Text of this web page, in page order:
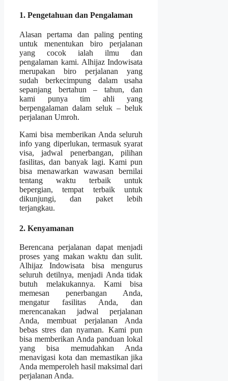
1. Pengetahuan dan Pengalaman
Alasan pertama dan paling penting
untuk menentukan biro perjalanan
yang cocok ialah ilmu dan
pengalaman kami. Alhijaz Indowisata
merupakan biro perjalanan yang
sudah berkecimpung dalam usaha
sepanjang bertahun – tahun, dan
kami punya tim ahli yang
berpengalaman dalam seluk – beluk
perjalanan Umroh.
Kami bisa memberikan Anda seluruh
info yang diperlukan, termasuk syarat
visa, jadwal penerbangan, pilihan
fasilitas, dan banyak lagi. Kami pun
bisa menawarkan wawasan bernilai
tentang waktu terbaik untuk
bepergian, tempat terbaik untuk
dikunjungi, dan paket lebih
terjangkau.
2. Kenyamanan
Berencana perjalanan dapat menjadi
proses yang makan waktu dan sulit.
Alhijaz Indowisata bisa mengurus
seluruh detilnya, menjadi Anda tidak
butuh melakukannya. Kami bisa
memesan penerbangan Anda,
mengatur fasilitas Anda, dan
merencanakan jadwal perjalanan
Anda, membuat perjalanan Anda
bebas stres dan nyaman. Kami pun
bisa memberikan Anda panduan lokal
yang bisa memudahkan Anda
menavigasi kota dan memastikan jika
Anda memperoleh hasil maksimal dari
perjalanan Anda.